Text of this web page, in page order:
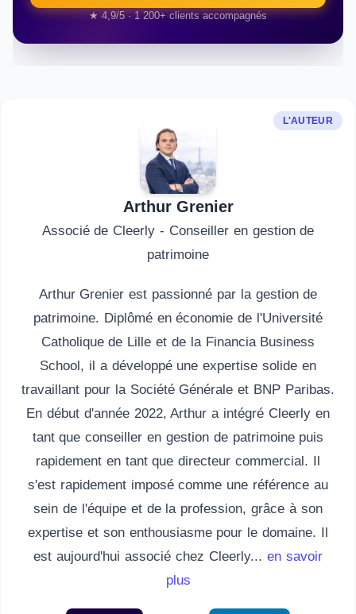
★ 4,9/5 · 1 200+ clients accompagnés
L'AUTEUR
Arthur Grenier
Associé de Cleerly - Conseiller en gestion de
patrimoine
Arthur Grenier est passionné par la gestion de
patrimoine. Diplômé en économie de l'Université
Catholique de Lille et de la Financia Business
School, il a développé une expertise solide en
travaillant pour la Société Générale et BNP Paribas.
En début d'année 2022, Arthur a intégré Cleerly en
tant que conseiller en gestion de patrimoine puis
rapidement en tant que directeur commercial. Il
s'est rapidement imposé comme une référence au
sein de l'équipe et de la profession, grâce à son
expertise et son enthousiasme pour le domaine. Il
est aujourd'hui associé chez Cleerly... en savoir
plus